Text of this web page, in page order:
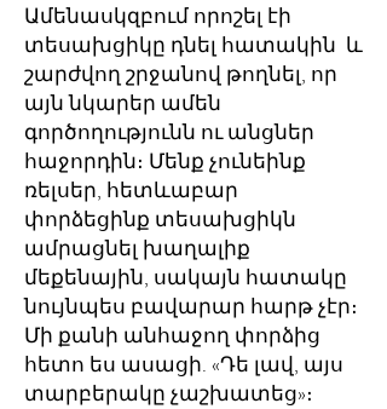
Ամենասկզբում որոշել էի
տեսախցիկը դնել հատակին և
շարժվող շրջանով թողնել, որ
այն նկարեր ամեն
գործողությունն ու անցներ
հաջորդին։ Մենք չունեինք
ռելսեր, հետևաբար
փորձեցինք տեսախցիկն
ամրացնել խաղալիք
մեքենային, սակայն հատակը
նույնպես բավարար հարթ չէր։
Մի քանի անհաջող փորձից
հետո ես ասացի. «Դե լավ, այս
տարբերակը չաշխատեց»։